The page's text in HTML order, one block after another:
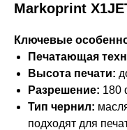
Markoprint
Ключевые
Печатающая
Высота печати:
Разрешение: 180
Тип чернил:
подходят для